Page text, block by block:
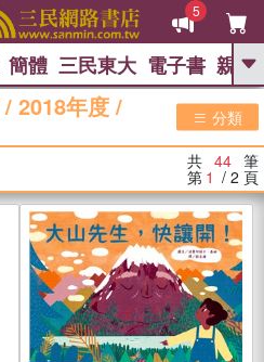
5
GO
簡體 三民東大 電子書 親子
/ 2018年度 / 分類
共 44 筆
第 1 / 2 頁